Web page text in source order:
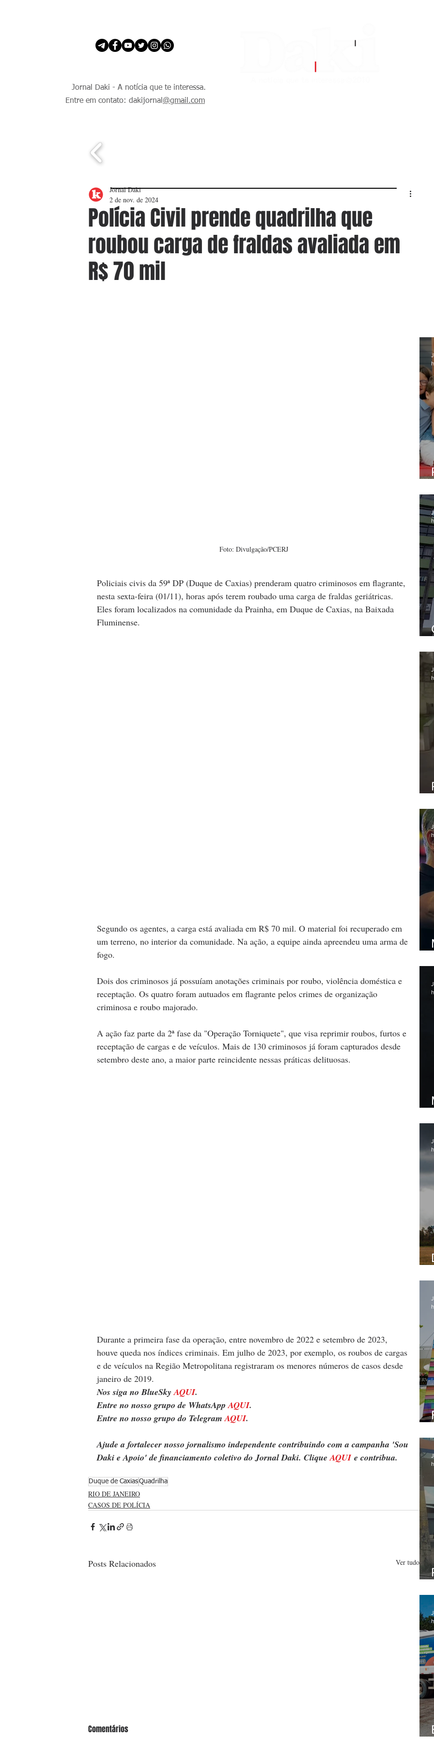
Jornal Daki - A notícia que te interessa.
Entre em contato: dakijornal @gmail.com
Polícia Civil prende quadrilha que
roubou carga de fraldas avaliada em
R$ 70 mil
Jornal Daki
2 de nov. de 2024
Foto: Divulgação/PCERJ
Policiais civis da 59ª DP (Duque de Caxias) prenderam quatro criminosos em flagrante,
nesta sexta-feira (01/11), horas após terem roubado uma carga de fraldas geriátricas.
Eles foram localizados na comunidade da Prainha, em Duque de Caxias, na Baixada
Fluminense.
Segundo os agentes, a carga está avaliada em R$ 70 mil. O material foi recuperado em
um terreno, no interior da comunidade. Na ação, a equipe ainda apreendeu uma arma de
fogo.
Dois dos criminosos já possuíam anotações criminais por roubo, violência doméstica e
receptação. Os quatro foram autuados em flagrante pelos crimes de organização
criminosa e roubo majorado.
A ação faz parte da 2ª fase da "Operação Torniquete", que visa reprimir roubos, furtos e
receptação de cargas e de veículos. Mais de 130 criminosos já foram capturados desde
setembro deste ano, a maior parte reincidente nessas práticas delituosas.
Durante a primeira fase da operação, entre novembro de 2022 e setembro de 2023,
houve queda nos índices criminais. Em julho de 2023, por exemplo, os roubos de cargas
e de veículos na Região Metropolitana registraram os menores números de casos desde
janeiro de 2019.
Nos siga no BlueSky AQUI.
Entre no nosso grupo de WhatsApp AQUI.
Entre no nosso grupo do Telegram AQUI.
Ajude a fortalecer nosso jornalismo independente contribuindo com a campanha 'Sou
Daki e Apoio' de financiamento coletivo do Jornal Daki. Clique AQUI e contribua.
Duque de CaxiasQuadrilha
RIO DE JANEIRO
CASOS DE POLÍCIA
Posts Relacionados Ver tudo
Comentários